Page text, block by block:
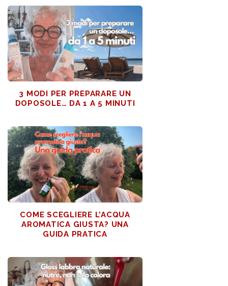
3 MODI PER PREPARARE UN
DOPOSOLE… DA 1 A 5 MINUTI
COME SCEGLIERE L’ACQUA
AROMATICA GIUSTA? UNA
GUIDA PRATICA